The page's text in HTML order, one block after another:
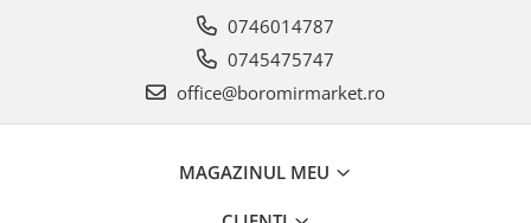
0746014787
0745475747
office@boromirmarket.ro
MAGAZINUL MEU